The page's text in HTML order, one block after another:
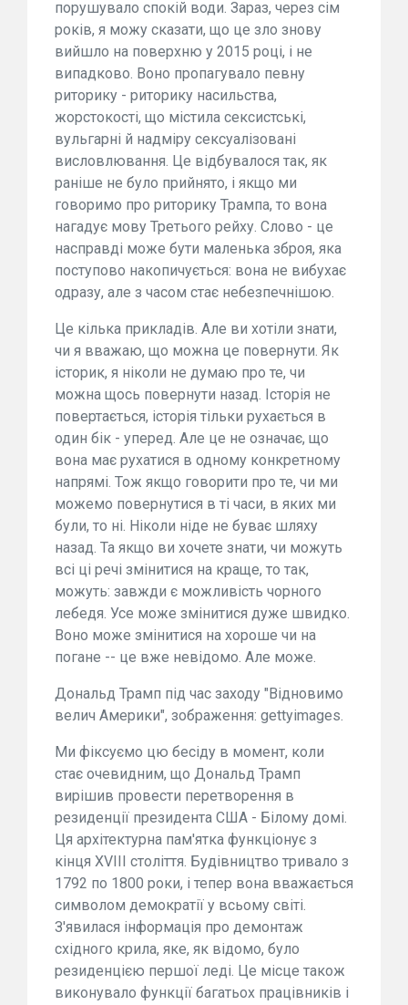
порушувало спокій води. Зараз, через сім
років, я можу сказати, що це зло знову
вийшло на поверхню у 2015 році, і не
випадково. Воно пропагувало певну
риторику - риторику насильства,
жорстокості, що містила сексистські,
вульгарні й надміру сексуалізовані
висловлювання. Це відбувалося так, як
раніше не було прийнято, і якщо ми
говоримо про риторику Трампа, то вона
нагадує мову Третього рейху. Слово - це
насправді може бути маленька зброя, яка
поступово накопичується: вона не вибухає
одразу, але з часом стає небезпечнішою.
Це кілька прикладів. Але ви хотіли знати,
чи я вважаю, що можна це повернути. Як
історик, я ніколи не думаю про те, чи
можна щось повернути назад. Історія не
повертається, історія тільки рухається в
один бік - уперед. Але це не означає, що
вона має рухатися в одному конкретному
напрямі. Тож якщо говорити про те, чи ми
можемо повернутися в ті часи, в яких ми
були, то ні. Ніколи ніде не буває шляху
назад. Та якщо ви хочете знати, чи можуть
всі ці речі змінитися на краще, то так,
можуть: завжди є можливість чорного
лебедя. Усе може змінитися дуже швидко.
Воно може змінитися на хороше чи на
погане -- це вже невідомо. Але може.
Дональд Трамп під час заходу "Відновимо
велич Америки", зображення: gettyimages.
Ми фіксуємо цю бесіду в момент, коли
стає очевидним, що Дональд Трамп
вирішив провести перетворення в
резиденції президента США - Білому домі.
Ця архітектурна пам'ятка функціонує з
кінця XVIII століття. Будівництво тривало з
1792 по 1800 роки, і тепер вона вважається
символом демократії у всьому світі.
З'явилася інформація про демонтаж
східного крила, яке, як відомо, було
резиденцією першої леді. Це місце також
виконувало функції багатьох працівників і